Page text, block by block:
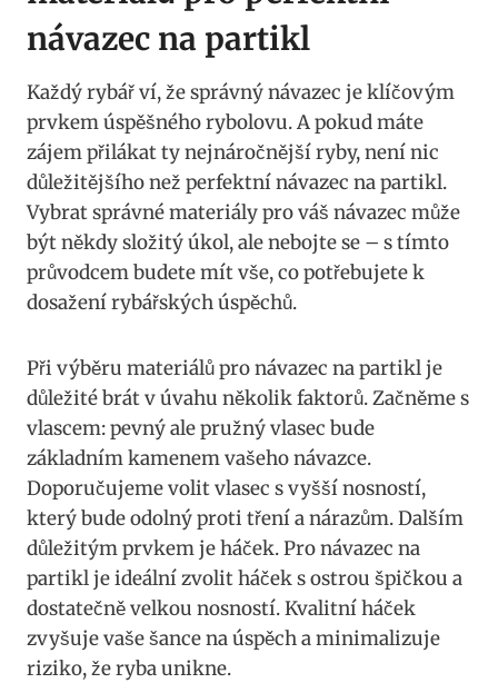
návazec na partikl
Každý rybář ví, že správný‌ návazec je klíčovým
prvkem úspěšného rybolovu. ⁤A pokud ⁤máte
zájem přilákat ty nejnáročnější ryby, není nic​
důležitějšího než perfektní návazec na partikl.⁢
Vybrat správné ⁣materiály pro váš návazec může
⁣být někdy složitý úkol, ale nebojte se – s tímto​
průvodcem budete mít vše, co‌ potřebujete k
dosažení rybářských⁤ úspěchů.
Při výběru materiálů ⁢pro návazec na⁢ partikl je
důležité brát v úvahu​ několik faktorů. Začněme s
vlascem: pevný ale pružný vlasec bude
základním kamenem vašeho návazce.
Doporučujeme volit vlasec s vyšší nosností,⁢
který bude odolný proti ‍tření a nárazům. Dalším
důležitým ⁤prvkem je háček. Pro návazec‍ na
partikl je ideální zvolit háček s ostrou špičkou a
dostatečně velkou nosností. Kvalitní‍ háček
zvyšuje vaše šance na úspěch a minimalizuje
riziko, že ryba unikne.